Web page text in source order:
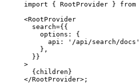
import { RootProvider } from
<RootProvider
  search
={{
    options: {
      api:
'/api/search/docs'
    },
  }}
>
  {children}
</RootProvider>;